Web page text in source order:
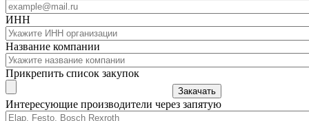
ИНН
Название компании
Прикрепить список закупок
Закачать
Интересующие производители через запятую